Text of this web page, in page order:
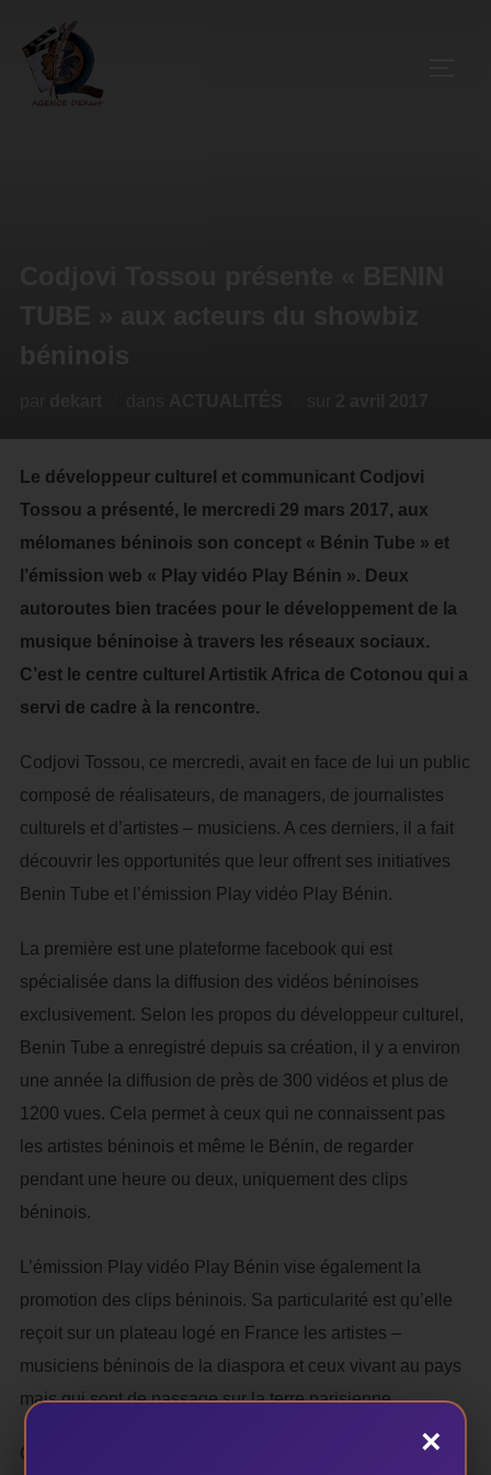
Le développeur culturel et communicant Codjovi
Tossou a présenté, le mercredi 29 mars 2017, aux
mélomanes béninois son concept « Bénin Tube » et
l’émission web « Play vidéo Play Bénin ». Deux
autoroutes bien tracées pour le développement de la
musique béninoise à travers les réseaux sociaux.
C’est le centre culturel Artistik Africa de Cotonou qui a
servi de cadre à la rencontre.
Codjovi Tossou, ce mercredi, avait en face de lui un public
composé de réalisateurs, de managers, de journalistes
culturels et d’artistes – musiciens. A ces derniers, il a fait
découvrir les opportunités que leur offrent ses initiatives
Benin Tube et l’émission Play vidéo Play Bénin.
La première est une plateforme facebook qui est
spécialisée dans la diffusion des vidéos béninoises
exclusivement. Selon les propos du développeur culturel,
Benin Tube a enregistré depuis sa création, il y a environ
une année la diffusion de près de 300 vidéos et plus de
1200 vues. Cela permet à ceux qui ne connaissent pas
les artistes béninois et même le Bénin, de regarder
pendant une heure ou deux, uniquement des clips
béninois.
L’émission Play vidéo Play Bénin vise également la
promotion des clips béninois. Sa particularité est qu’elle
reçoit sur un plateau logé en France les artistes –
musiciens béninois de la diaspora et ceux vivant au pays
mais qui sont de passage sur la terre parisienne.
Contents de ses deux opportunités de valorisation de la
×